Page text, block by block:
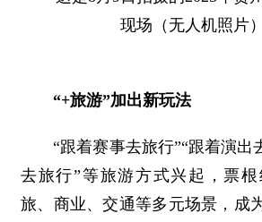
现场（无人机照片）
“+旅游”加出新玩法
“跟着赛事去旅行”“跟着演出
去旅行”等旅游方式兴起，票
旅、商业、交通等多元场景，成